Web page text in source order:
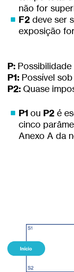
não for
F2deve ser
exposição
P:
P1: Possível
P2: Quase
P1 ou P2é
cinco
Anexo A da